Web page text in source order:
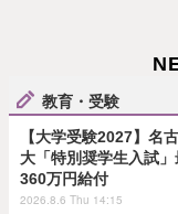
教育・受験
【大学受験2027】名
大「特別奨学生入試
360万円給付
2026.8.6 Thu 14:15